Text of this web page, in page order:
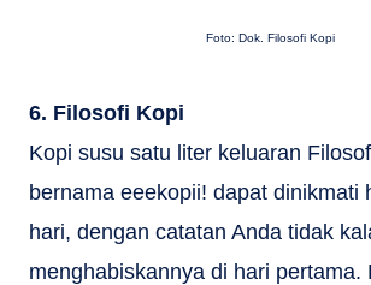
Foto: Dok. Filosofi Kopi
6. Filosofi Kopi
Kopi susu satu liter keluaran
bernama eeekopii! dapat dinikmati
hari, dengan catatan Anda tidak
menghabiskannya di hari pertama.